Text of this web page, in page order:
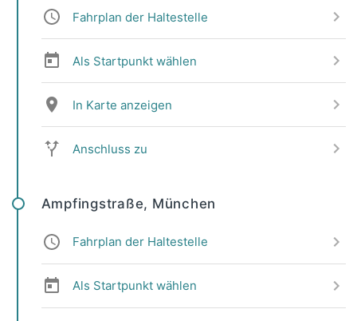
Fahrplan der Haltestelle
Als Startpunkt wählen
In Karte anzeigen
Anschluss zu
Ampfingstraße, München
Fahrplan der Haltestelle
Als Startpunkt wählen